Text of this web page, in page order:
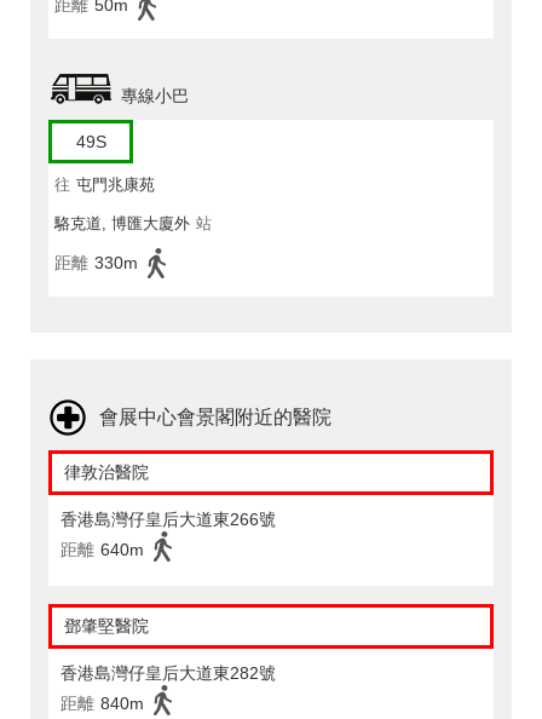
距離 50m
專線小巴
49S
往 屯門兆康苑
駱克道, 博匯大廈外 站
距離 330m
會展中心會景閣附近的醫院
律敦治醫院
香港島灣仔皇后大道東266號
距離 640m
鄧肇堅醫院
香港島灣仔皇后大道東282號
距離 840m